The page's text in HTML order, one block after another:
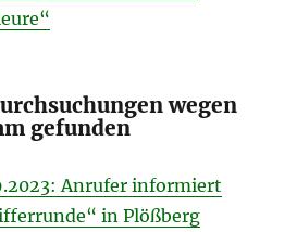
wegen
gefunden
Anrufer informiert
in Plößberg